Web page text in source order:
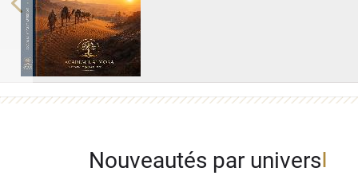
Previous
Nouveautés par univers